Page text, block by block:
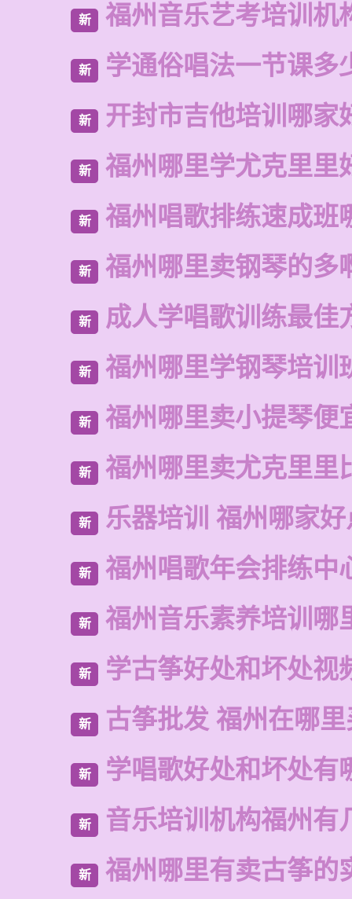
新 福州音乐艺考培训机
新 学通俗唱法一节课多
新 开封市吉他培训哪家
新 福州哪里学尤克里里
新 福州唱歌排练速成班
新 福州哪里卖钢琴的多
新 成人学唱歌训练最佳
新 福州哪里学钢琴培训
新 福州哪里卖小提琴便
新 福州哪里卖尤克里里
新 乐器培训 福州哪家好
新 福州唱歌年会排练中
新 福州音乐素养培训哪
新 学古筝好处和坏处视
新 古筝批发 福州在哪
新 学唱歌好处和坏处有
新 音乐培训机构福州有
新 福州哪里有卖古筝的